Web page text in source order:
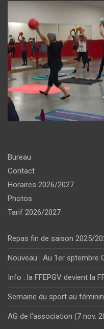
Bureau
Contact
Horaires 2026/2027
Photos
Tarif 2026/2027
Repas fin de saison 2025/
Nouveau : Au 1er sptembre
Info : la FFEPGV devient la
Semaine du sport au
AG de l’association (7 nov.